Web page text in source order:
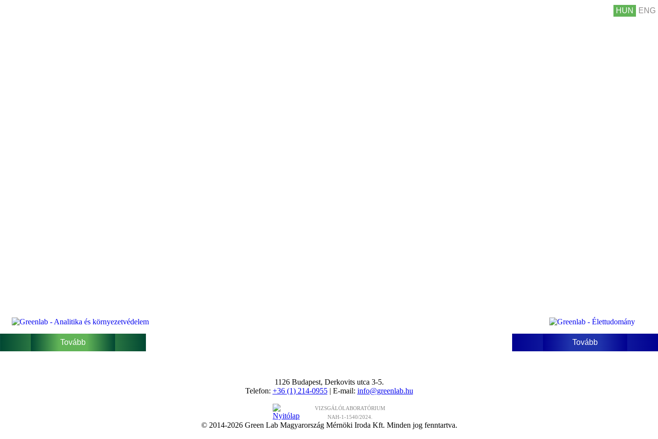
Tovább Tovább
HUN ENG
1126 Budapest, Derkovits utca 3-5.
Telefon: +36 (1) 214-0955| E-mail: info@greenlab.hu
VIZSGÁLÓLABORATÓRIUM
NAH-1-1540/2024.
© 2014-2026 Green Lab Magyarország Mérnöki Iroda Kft. Minden jog fenntartva.